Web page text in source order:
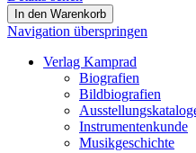
Navigation überspringen
Verlag Kamprad
Biografien
Bildbiografien
Instrumentenkunde
Musikgeschichte